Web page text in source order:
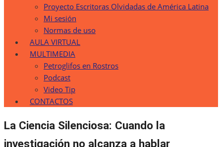
Proyecto Escritoras Olvidadas de América Latina
Mi sesión
Normas de uso
AULA VIRTUAL
MULTIMEDIA
Petroglifos en Rostros
Podcast
Video Tip
CONTACTOS
La Ciencia Silenciosa: Cuando la
investigación no alcanza a hablar